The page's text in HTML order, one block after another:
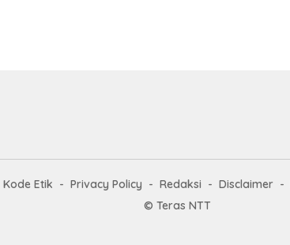
Kode Etik Privacy Policy Redaksi Disclaimer
© Teras NTT